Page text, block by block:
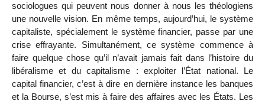
sociologues qui peuvent nous donner à nous les théologiens
une nouvelle vision. En même temps, aujourd’hui, le système
capitaliste, spécialement le système financier, passe par une
crise effrayante. Simultanément, ce système commence à
faire quelque chose qu’il n’avait jamais fait dans l’histoire du
libéralisme et du capitalisme : exploiter l’État national. Le
capital financier, c’est à dire en dernière instance les banques
et la Bourse, s’est mis à faire des affaires avec les États. Les